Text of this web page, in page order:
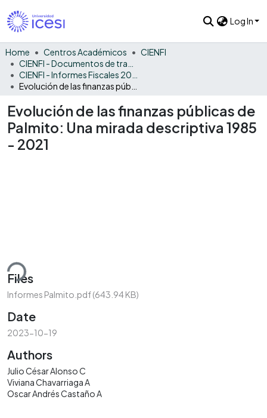
Log In
Home Centros Académicos
CIENFI
Evolución de las finanzas públicas de
Palmito: Una mirada descriptiva 1985
- 2021
Files
Informes Palmito.pdf(643.94 KB)
Date
2023-10-19
Authors
Julio César Alonso C
Viviana Chavarriaga A
Oscar Andrés Castaño A